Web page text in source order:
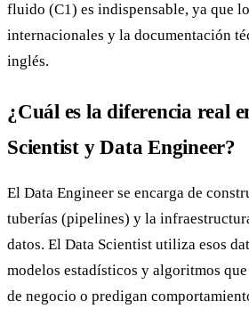
fluido (C1) es indispensable, ya que
internacionales y la documentación
inglés.
¿Cuál es la diferencia real
Scientist y Data Engineer?
El Data Engineer se encarga de
tuberías (pipelines) y la
datos. El Data Scientist utiliza esos
modelos estadísticos y algoritmos
de negocio o predigan